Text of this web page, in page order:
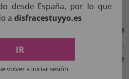
com entrega rápida
e receba sua
fantasia de
meninos
em poucos dias.
escolares, eventos familiares e
desde España, por lo que
a disfracestuyyo.es
IR
volver a iniciar sesión